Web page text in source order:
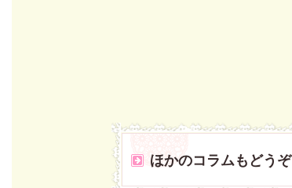
ほかのコラムもどうぞ